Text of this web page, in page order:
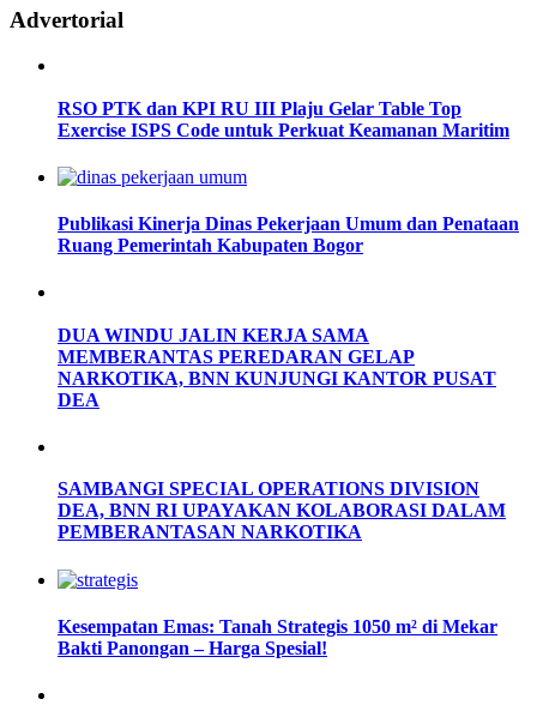
Advertorial
RSO PTK dan KPI RU III Plaju Gelar Table Top
Exercise ISPS Code untuk Perkuat Keamanan Maritim
Publikasi Kinerja Dinas Pekerjaan Umum dan Penataan
Ruang Pemerintah Kabupaten Bogor
DUA WINDU JALIN KERJA SAMA
MEMBERANTAS PEREDARAN GELAP
NARKOTIKA, BNN KUNJUNGI KANTOR PUSAT
DEA
SAMBANGI SPECIAL OPERATIONS DIVISION
DEA, BNN RI UPAYAKAN KOLABORASI DALAM
PEMBERANTASAN NARKOTIKA
Kesempatan Emas: Tanah Strategis 1050 m² di Mekar
Bakti Panongan – Harga Spesial!